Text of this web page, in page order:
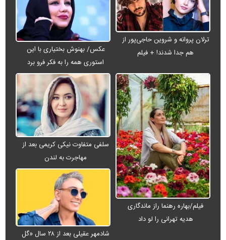
ترلان پروانه و شروین حاجی‌پور از
هم جدا شدند! + فیلم
عکس/ بهنوش بختیاری با این
استوری همه را به فکر فرو برد
فیلم/بهاره رهنما راز ماندگاری
هدیه تهرانی را لو داد
سلفی متفاوت نیکی کریمی بعد از
مهاجرت به لندن
شادمهر عقیلی بعد از ۲۸ سال «گل